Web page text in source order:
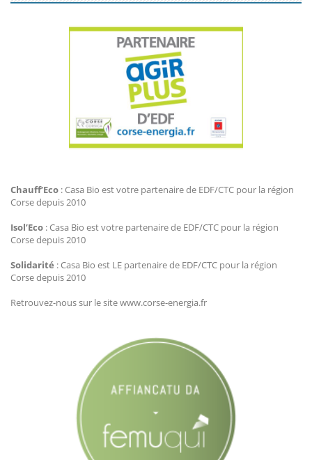
Chauff’Eco : Casa Bio est votre partenaire de EDF/CTC pour la région
Corse depuis 2010
Isol’Eco : Casa Bio est votre partenaire de EDF/CTC pour la région
Corse depuis 2010
Solidarité : Casa Bio est LE partenaire de EDF/CTC pour la région
Corse depuis 2010
Retrouvez-nous sur le site www.corse-energia.fr